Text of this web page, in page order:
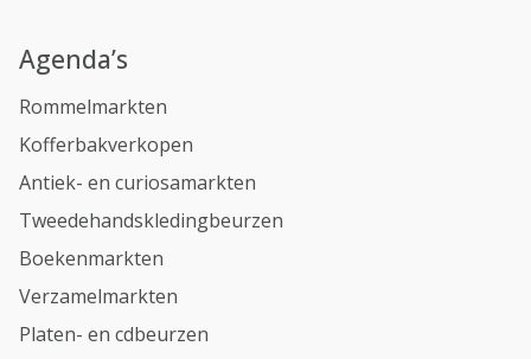
Agenda’s
Rommelmarkten
Kofferbakverkopen
Antiek- en curiosamarkten
Tweedehandskledingbeurzen
Boekenmarkten
Verzamelmarkten
Platen- en cdbeurzen